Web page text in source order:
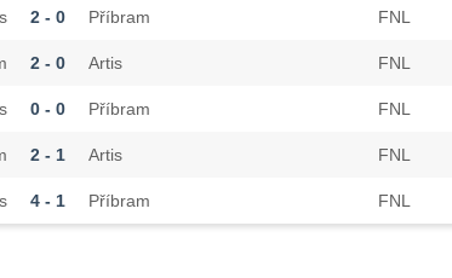
2 - 0 Příbram FNL
2 - 0 Artis FNL
0 - 0 Příbram FNL
2 - 1 Artis FNL
4 - 1 Příbram FNL